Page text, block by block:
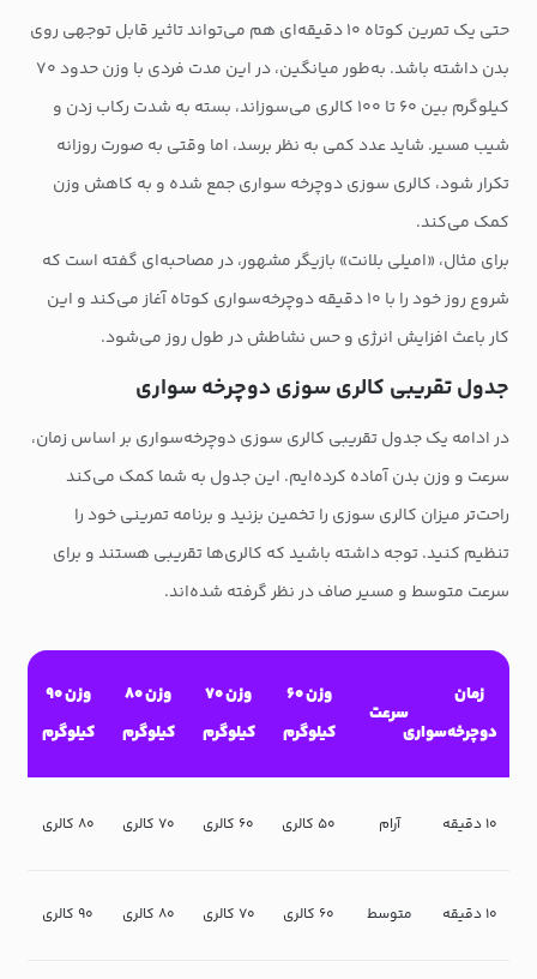
حتی یک تمرین کوتاه ۱۰ دقیقه‌ای هم می‌تواند تاثیر قابل توجهی روی
بدن داشته باشد. به‌طور میانگین، در این مدت فردی با وزن حدود ۷۰
کیلوگرم بین ۶۰ تا ۱۰۰ کالری می‌سوزاند، بسته به شدت رکاب زدن و
شیب مسیر. شاید عدد کمی به نظر برسد، اما وقتی به صورت روزانه
تکرار شود، کالری سوزی دوچرخه سواری جمع شده و به کاهش وزن
کمک می‌کند.
برای مثال، «امیلی بلانت» بازیگر مشهور، در مصاحبه‌ای گفته است که
شروع روز خود را با ۱۰ دقیقه دوچرخه‌سواری کوتاه آغاز می‌کند و این
کار باعث افزایش انرژی و حس نشاطش در طول روز می‌شود.
جدول تقریبی کالری سوزی دوچرخه سواری
در ادامه یک جدول تقریبی کالری سوزی دوچرخه‌سواری بر اساس زمان،
سرعت و وزن بدن آماده کرده‌ایم. این جدول به شما کمک می‌کند
راحت‌تر میزان کالری سوزی را تخمین بزنید و برنامه تمرینی خود را
تنظیم کنید. توجه داشته باشید که کالری‌ها تقریبی هستند و برای
سرعت متوسط و مسیر صاف در نظر گرفته شده‌اند.
زمان
دوچرخه‌سواری
سرعت
وزن ۶۰
کیلوگرم
وزن ۷۰
کیلوگرم
وزن ۸۰
کیلوگرم
وزن ۹۰
کیلوگرم
۱۰ دقیقه آرام ۵۰ کالری ۶۰ کالری ۷۰ کالری ۸۰ کالری
۱۰ دقیقه متوسط ۶۰ کالری ۷۰ کالری ۸۰ کالری ۹۰ کالری